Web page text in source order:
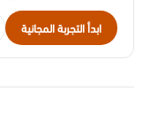
ابدأ التجربة المجانية